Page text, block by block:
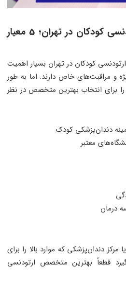
بهترین متخصص ارتودنسی کودکان در تهران؛ 5 معیار
کودکان در تهران بسیار اهمیت
و مراقبت‌های خاص دارند. اما به طور
را برای انتخاب بهترین متخصص در نظر
دندان‌پزشکی کودک
معتبر
درمان
مرکز دندان‌پزشکی که موارد بالا را برای
قطعاً بهترین متخصص ارتودنسی